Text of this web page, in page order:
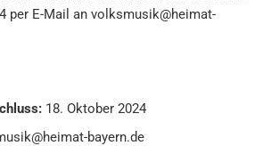
per E-Mail an volksmusik@heimat-
18. Oktober 2024
bayern.de